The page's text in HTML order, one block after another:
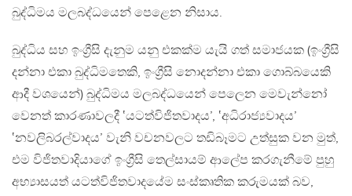
බුද්ධිමය මලබද්ධයෙන් පෙළෙන නිසාය.
බුද්ධිය සහ ඉංග්‍රීසි දැනුම යනු එකක්ම යැයි ගත් සමාජයක (ඉංග්‍රීසි
දන්නා එකා බුද්ධිමතෙකි, ඉංග්‍රීසි නොදන්නා එකා ගොබ්බයෙකි
ආදී වශයෙන්) බුද්ධිමය මලබද්ධයෙන් පෙලෙන මෙවැන්නෝ
වෙනත් කාරණාවලදී ‛යටත්විජිතවාදය’, ‛අධිරාජ්‍යවාදය’
‛නවලිබරල්වාදය’ වැනි වචනවලට තඩිබෑමට උත්සුක වන මුත්,
එම විජිතවාදියාගේ ඉංග්‍රීසි තෙල්සායම් ආලේප කරගැනීමේ පුහු
අභ්‍යාසයත් යටත්විජිතවාදයේම සංස්කෘතික කරුමයක් බව,